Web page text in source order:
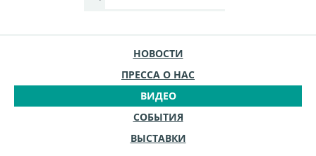
НОВОСТИ
ПРЕССА О НАС
ВИДЕО
СОБЫТИЯ
ВЫСТАВКИ